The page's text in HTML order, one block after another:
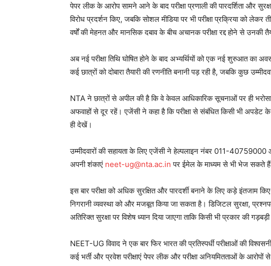
पेपर लीक के आरोप सामने आने के बाद परीक्षा प्रणाली की पारदर्शिता और
विरोध प्रदर्शन किए, जबकि सोशल मीडिया पर भी परीक्षा प्रक्रिया को
वर्षों की मेहनत और मानसिक दबाव के बीच अचानक परीक्षा रद्द होने से उनकी
अब नई परीक्षा तिथि घोषित होने के बाद अभ्यर्थियों को एक नई शुरुआत का
कई छात्रों को दोबारा तैयारी की रणनीति बनानी पड़ रही है, जबकि कुछ
NTA ने छात्रों से अपील की है कि वे केवल आधिकारिक सूचनाओं पर ही
अफवाहों से दूर रहें। एजेंसी ने कहा है कि परीक्षा से संबंधित किसी भी अपडेट
ही देखें।
उम्मीदवारों की सहायता के लिए एजेंसी ने हेल्पलाइन नंबर 011-
अपनी शंकाएं neet-ug@nta.ac.in पर ईमेल के माध्यम से भी भेज सकते
इस बार परीक्षा को अधिक सुरक्षित और पारदर्शी बनाने के लिए कड़े इंतजाम
निगरानी व्यवस्था को और मजबूत किया जा सकता है। डिजिटल सुरक्षा,
अतिरिक्त सुरक्षा पर विशेष ध्यान दिया जाएगा ताकि किसी भी प्रकार की
NEET-UG विवाद ने एक बार फिर भारत की प्रतिस्पर्धी परीक्षाओं की
कई भर्ती और प्रवेश परीक्षाएं पेपर लीक और परीक्षा अनियमितताओं के आरोपों